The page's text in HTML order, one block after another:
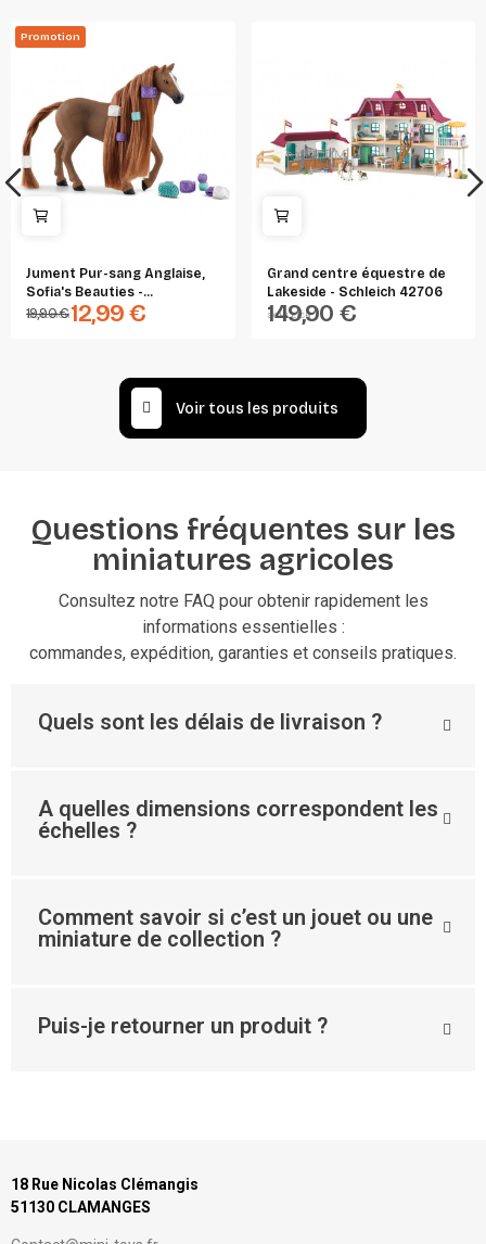
Promotion
Jument Pur-sang Anglaise,
Sofia's Beauties -...
SCHLEICH
19,90 €12,99 €
Grand centre équestre de
Lakeside - Schleich 42706
SCHLEICH
149,90 €
Voir tous les produits
Questions fréquentes sur les
miniatures agricoles
Consultez notre FAQ pour obtenir rapidement les
informations essentielles :
commandes, expédition, garanties et conseils pratiques.
Quels sont les délais de livraison ?
A quelles dimensions correspondent les
échelles ?
Comment savoir si c’est un jouet ou une
miniature de collection ?
Puis-je retourner un produit ?
18 Rue Nicolas Clémangis
51130 CLAMANGES